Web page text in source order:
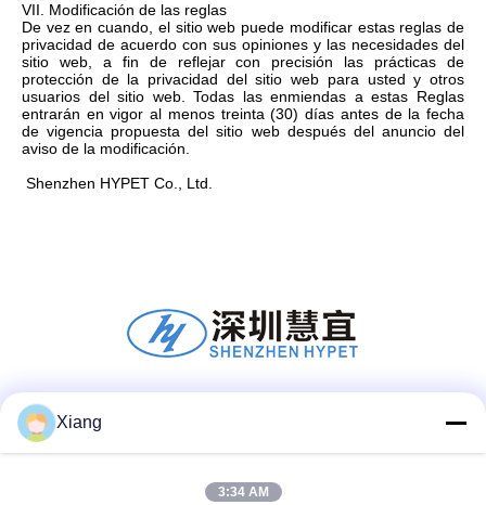
VII. Modificación de las reglas
De vez en cuando, el sitio web puede modificar estas reglas de
privacidad de acuerdo con sus opiniones y las necesidades del
sitio web, a fin de reflejar con precisión las prácticas de
protección de la privacidad del sitio web para usted y otros
usuarios del sitio web. Todas las enmiendas a estas Reglas
entrarán en vigor al menos treinta (30) días antes de la fecha
de vigencia propuesta del sitio web después del anuncio del
aviso de la modificación.
Shenzhen HYPET Co., Ltd.
Xiang
3:34 AM